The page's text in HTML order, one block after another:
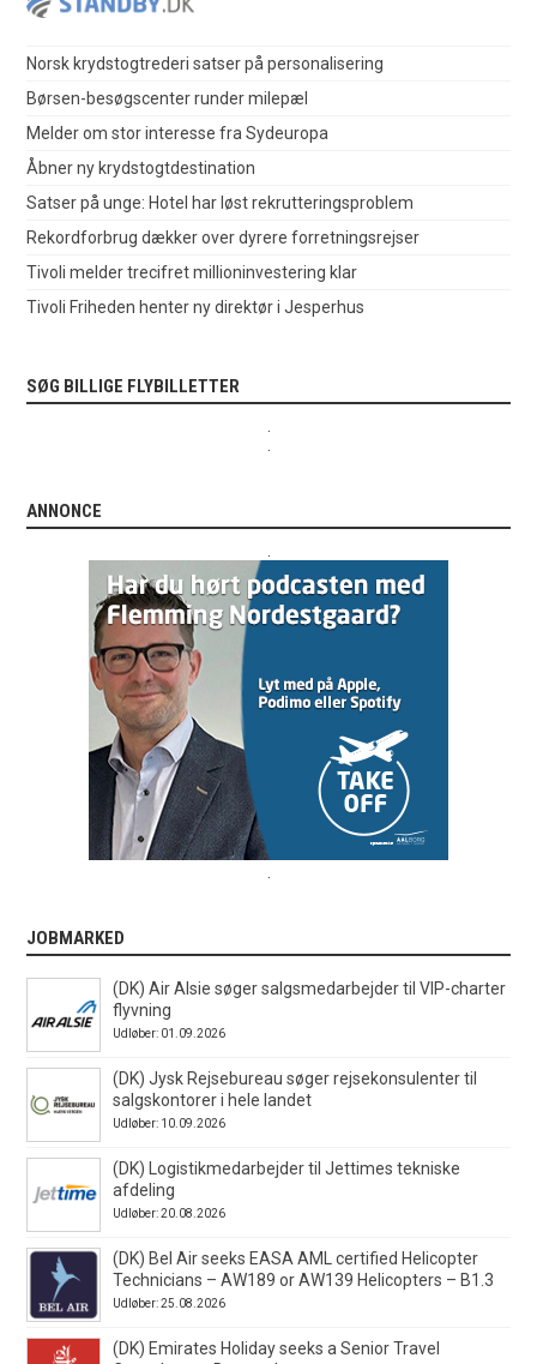
Norsk krydstogtrederi satser på personalisering
Børsen-besøgscenter runder milepæl
Melder om stor interesse fra Sydeuropa
Åbner ny krydstogtdestination
Satser på unge: Hotel har løst rekrutteringsproblem
Rekordforbrug dækker over dyrere forretningsrejser
Tivoli melder trecifret millioninvestering klar
Tivoli Friheden henter ny direktør i Jesperhus
SØG BILLIGE FLYBILLETTER
.
.
ANNONCE
.
.
JOBMARKED
(DK) Air Alsie søger salgsmedarbejder til VIP-charter
flyvning
Udløber: 01.09.2026
(DK) Jysk Rejsebureau søger rejsekonsulenter til
salgskontorer i hele landet
Udløber: 10.09.2026
(DK) Logistikmedarbejder til Jettimes tekniske
afdeling
Udløber: 20.08.2026
(DK) Bel Air seeks EASA AML certified Helicopter
Technicians – AW189 or AW139 Helicopters – B1.3
Udløber: 25.08.2026
(DK) Emirates Holiday seeks a Senior Travel